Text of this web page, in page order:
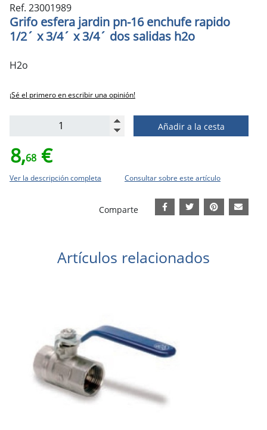
Ref. 23001989
Grifo esfera jardin pn-16 enchufe rapido
1/2´ x 3/4´ x 3/4´ dos salidas h2o
H2o
¡Sé el primero en escribir una opinión!
Añadir a la cesta
8,68 €
Ver la descripción completa Consultar sobre este artículo
Comparte
Artículos relacionados